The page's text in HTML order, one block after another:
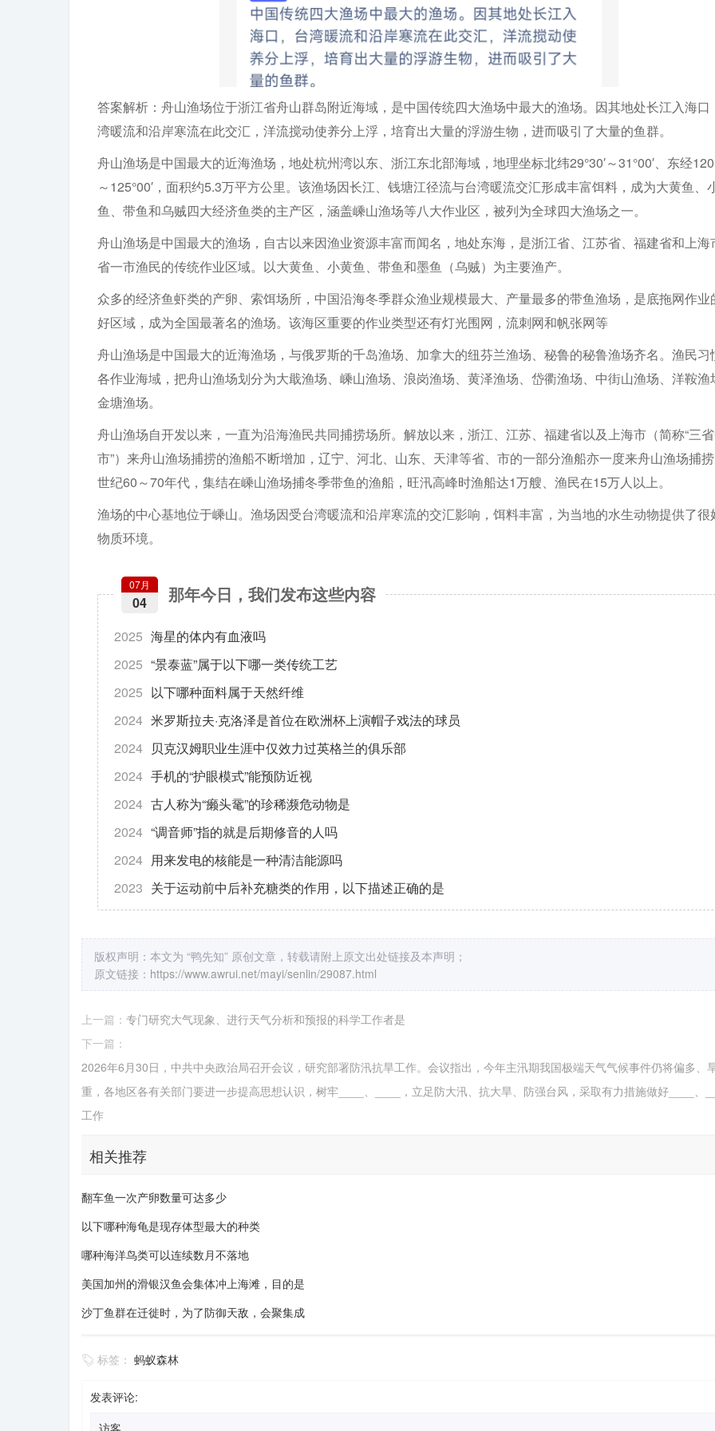
答案解析：舟山渔场位于浙江省舟山群岛附近海域，是中国传统四大渔场中最大的渔场。因其地处长江入海口
湾暖流和沿岸寒流在此交汇，洋流搅动使养分上浮，培育出大量的浮游生物，进而吸引了大量的鱼群。
舟山渔场是中国最大的近海渔场，地处杭州湾以东、浙江东北部海域，地理坐标北纬29°30′～31°00′、东经
～125°00′，面积约5.3万平方公里。该渔场因长江、钱塘江径流与台湾暖流交汇形成丰富饵料，成为大黄鱼、
鱼、带鱼和乌贼四大经济鱼类的主产区，涵盖嵊山渔场等八大作业区，被列为全球四大渔场之一。
舟山渔场是中国最大的渔场，自古以来因渔业资源丰富而闻名，地处东海，是浙江省、江苏省、福建省和上海
省一市渔民的传统作业区域。以大黄鱼、小黄鱼、带鱼和墨鱼（乌贼）为主要渔产。
众多的经济鱼虾类的产卵、索饵场所，中国沿海冬季群众渔业规模最大、产量最多的带鱼渔场，是底拖网作业
好区域，成为全国最著名的渔场。该海区重要的作业类型还有灯光围网，流刺网和帆张网等
舟山渔场是中国最大的近海渔场，与俄罗斯的千岛渔场、加拿大的纽芬兰渔场、秘鲁的秘鲁渔场齐名。渔民习
各作业海域，把舟山渔场划分为大戢渔场、嵊山渔场、浪岗渔场、黄泽渔场、岱衢渔场、中街山渔场、洋鞍渔
金塘渔场。
舟山渔场自开发以来，一直为沿海渔民共同捕捞场所。解放以来，浙江、江苏、福建省以及上海市（简称“三
市”）来舟山渔场捕捞的渔船不断增加，辽宁、河北、山东、天津等省、市的一部分渔船亦一度来舟山渔场捕
世纪60～70年代，集结在嵊山渔场捕冬季带鱼的渔船，旺汛高峰时渔船达1万艘、渔民在15万人以上。
渔场的中心基地位于嵊山。渔场因受台湾暖流和沿岸寒流的交汇影响，饵料丰富，为当地的水生动物提供了很
物质环境。
那年今日，我们发布这些内容
07月
04
2025 海星的体内有血液吗
2025 “景泰蓝”属于以下哪一类传统工艺
2025 以下哪种面料属于天然纤维
2024 米罗斯拉夫·克洛泽是首位在欧洲杯上演帽子戏法的球员
2024 贝克汉姆职业生涯中仅效力过英格兰的俱乐部
2024 手机的“护眼模式”能预防近视
2024 古人称为“癞头鼋”的珍稀濒危动物是
2024 “调音师”指的就是后期修音的人吗
2024 用来发电的核能是一种清洁能源吗
2023 关于运动前中后补充糖类的作用，以下描述正确的是
版权声明：本文为 “鸭先知” 原创文章，转载请附上原文出处链接及本声明；
原文链接： https://www.awrui.net/mayi/senlin/29087.html
上一篇： 专门研究大气现象、进行天气分析和预报的科学工作者是
下一篇：
2026年6月30日，中共中央政治局召开会议，研究部署防汛抗旱工作。会议指出，今年主汛期我国极端天气气候事件仍将偏多、
重，各地区各有关部门要进一步提高思想认识，树牢____、____，立足防大汛、抗大旱、防强台风，采取有力措施做好____、
工作
相关推荐
翻车鱼一次产卵数量可达多少
以下哪种海龟是现存体型最大的种类
哪种海洋鸟类可以连续数月不落地
美国加州的滑银汉鱼会集体冲上海滩，目的是
沙丁鱼群在迁徙时，为了防御天敌，会聚集成
标签： 蚂蚁森林
发表评论: